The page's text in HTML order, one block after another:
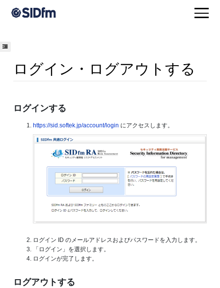
ログイン・ログアウトする
ログインする
https://sid.softek.jp/account/login にアクセスします。
ログイン ID のメールアドレスおよびパスワードを入力します。
「ログイン」を選択します。
ログインが完了します。
ログアウトする